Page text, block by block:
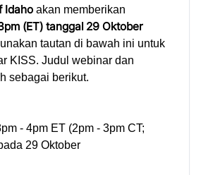
Idaho akan memberikan
(ET) tanggal 29 Oktober
tautan di bawah ini untuk
KISS. Judul webinar dan
sebagai berikut.
- 4pm ET (2pm - 3pm CT;
29 Oktober